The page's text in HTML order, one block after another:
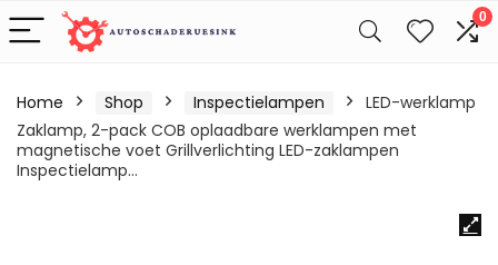
0
Home Shop Inspectielampen
LED-werklamp
Zaklamp, 2-pack COB oplaadbare werklampen met
magnetische voet Grillverlichting LED-zaklampen
Inspectielamp…